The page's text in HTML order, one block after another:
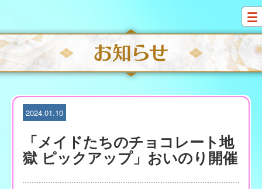
i
p
t
o
c
2024.01.10
「メイドたちのチョコレート地
獄 ピックアップ」おいのり開催